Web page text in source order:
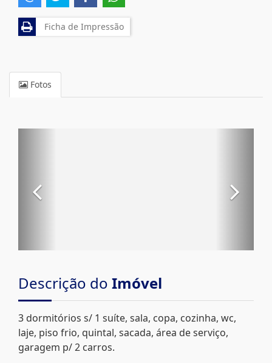
Ficha de Impressão
Fotos
Descrição do Imóvel
3 dormitórios s/ 1 suíte, sala, copa, cozinha, wc,
laje, piso frio, quintal, sacada, área de serviço,
garagem p/ 2 carros.